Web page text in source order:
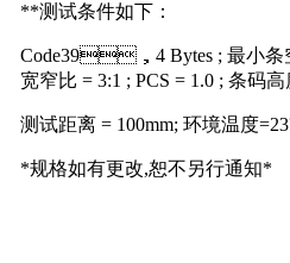
**测试条件如下：
Code39，4 Bytes ; 最小
宽窄比 = 3:1 ; PCS = 1.0 ; 条码
测试距离 = 100mm; 环境温度
*规格如有更改,恕不另行通知*